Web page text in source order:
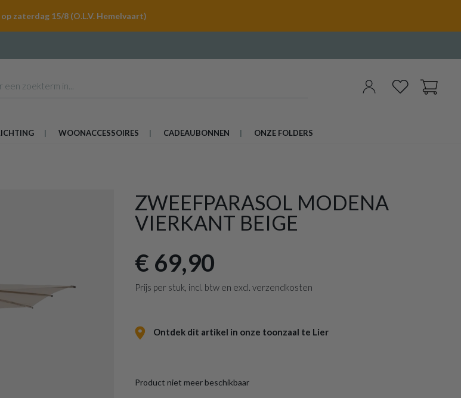
zaterdag 15/8 (O.L.V. Hemelvaart)
WOONACCESSOIRES CADEAUBONNEN ONZE FOLDERS
ZWEEFPARASOL MODENA
VIERKANT BEIGE
€ 69,90
Prijs per stuk, incl. btw en excl. verzendkosten
Ontdek dit artikel in onze toonzaal te Lier
Product niet meer beschikbaar